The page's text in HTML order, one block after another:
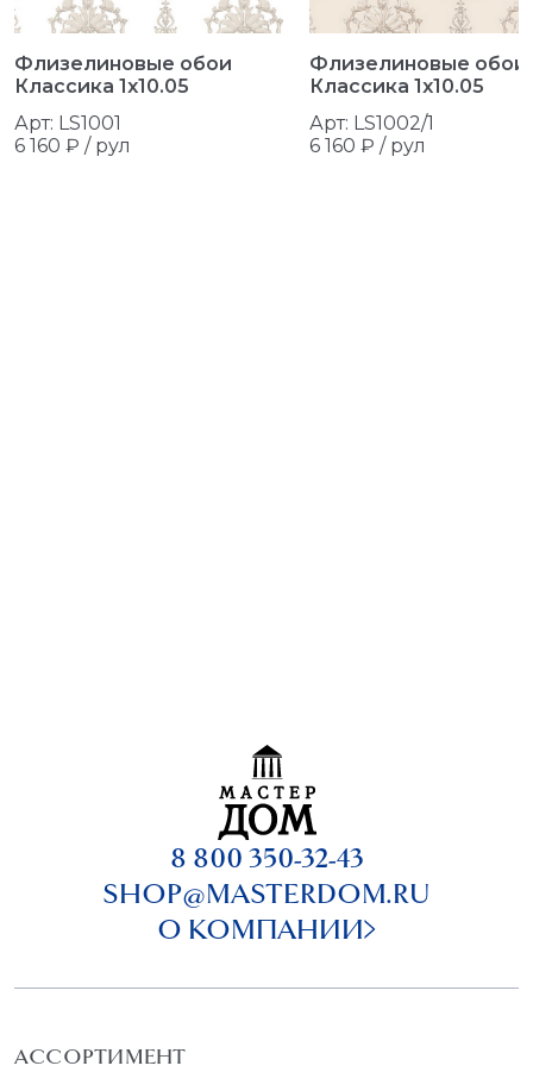
Флизелиновые обои
Классика 1x10.05
Арт: LS1001
6 160 ₽ / рул
Флизелиновые обои
Классика 1x10.05
Арт: LS1002/1
6 160 ₽ / рул
8 800 350-32-43
SHOP@MASTERDOM.RU
О КОМПАНИИ
АССОРТИМЕНТ